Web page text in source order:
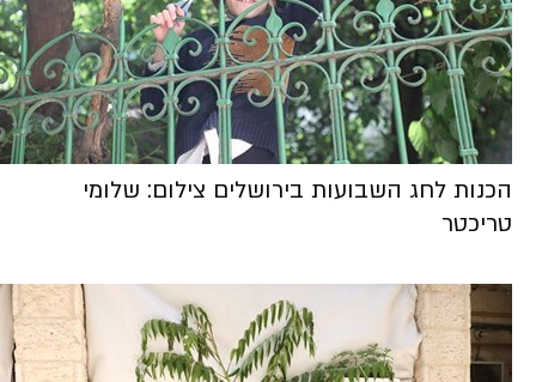
הכנות לחג השבועות בירושלים צילום: שלומי
טריכטר